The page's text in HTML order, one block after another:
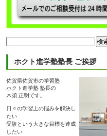
検
索:
ホクト進学塾塾長 ご挨拶
佐賀県佐賀市の学習塾
ホクト進学塾 塾長の
木須 正明です。
日々の学習上の悩みを解決し
たい
受験という大きな目標を達成
したい